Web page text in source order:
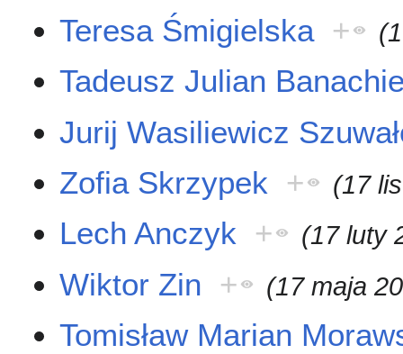
Teresa Śmigielska +
Tadeusz Julian
Jurij Wasiliewicz
Zofia Skrzypek + (17
Lech Anczyk + (17 luty
Wiktor Zin + (17 maja
Tomisław Marian